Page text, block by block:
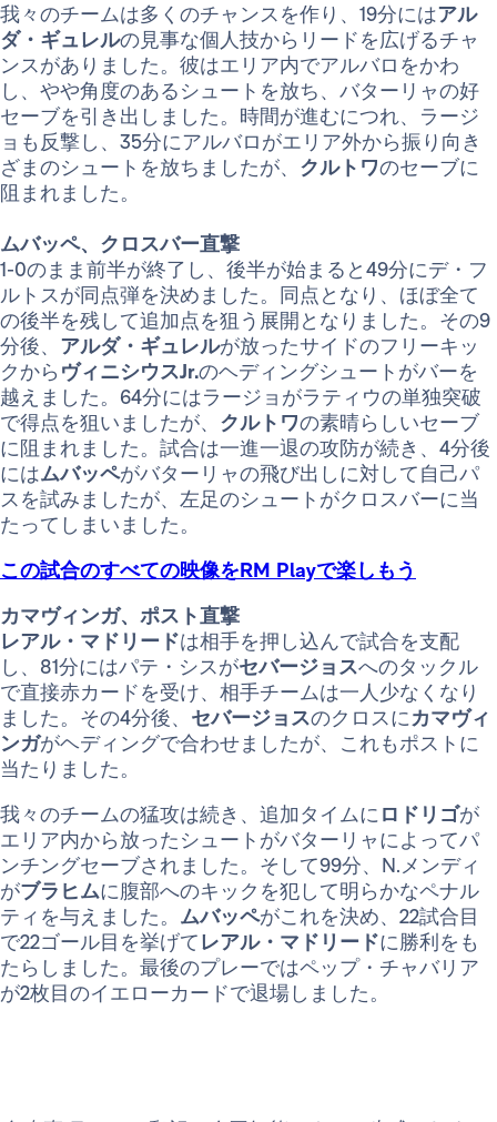
我々のチームは多くのチャンスを作り、19分にはアル
ダ・ギュレルの見事な個人技からリードを広げるチャ
ンスがありました。彼はエリア内でアルバロをかわ
し、やや角度のあるシュートを放ち、バターリャの好
セーブを引き出しました。時間が進むにつれ、ラージ
ョも反撃し、35分にアルバロがエリア外から振り向き
ざまのシュートを放ちましたが、 クルトワのセーブに
阻まれました。
ムバッペ、クロスバー直撃
1-0のまま前半が終了し、後半が始まると49分にデ・フ
ルトスが同点弾を決めました。同点となり、ほぼ全て
の後半を残して追加点を狙う展開となりました。その9
分後、 アルダ・ギュレルが放ったサイドのフリーキッ
クから ヴィニシウスJr.のヘディングシュートがバーを
越えました。64分にはラージョがラティウの単独突破
で得点を狙いましたが、 クルトワの素晴らしいセーブ
に阻まれました。試合は一進一退の攻防が続き、4分後
にはムバッペがバターリャの飛び出しに対して自己パ
スを試みましたが、左足のシュートがクロスバーに当
たってしまいました。
この試合のすべての映像をRM Playで楽しもう
カマヴィンガ、ポスト直撃
レアル・マドリードは相手を押し込んで試合を支配
し、81分にはパテ・シスがセバージョスへのタックル
で直接赤カードを受け、相手チームは一人少なくなり
ました。その4分後、 セバージョスのクロスにカマヴィ
ンガがヘディングで合わせましたが、これもポストに
当たりました。
我々のチームの猛攻は続き、追加タイムに ロドリゴが
エリア内から放ったシュートがバターリャによってパ
ンチングセーブされました。そして99分、N.メンディ
がブラヒムに腹部へのキックを犯して明らかなペナル
ティを与えました。 ムバッペがこれを決め、22試合目
で22ゴール目を挙げてレアル・マドリードに勝利をも
たらしました。最後のプレーではペップ・チャバリア
が2枚目のイエローカードで退場しました。